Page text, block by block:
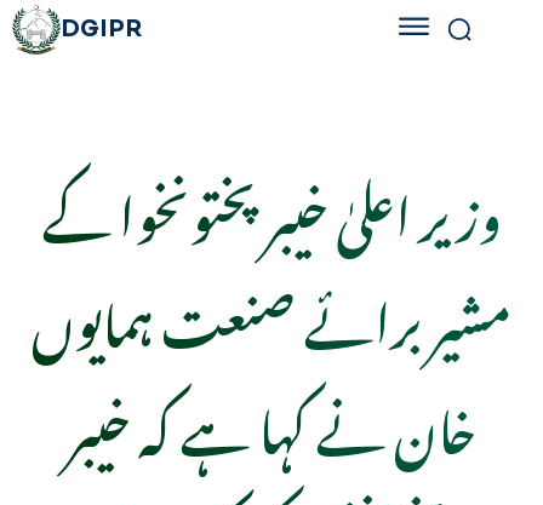
DGIPR
وزیر اعلیٰ خیبرپختونخوا کے
مشیر برائے صنعت ہمایوں
خان نے کہا ہے کہ خیبر